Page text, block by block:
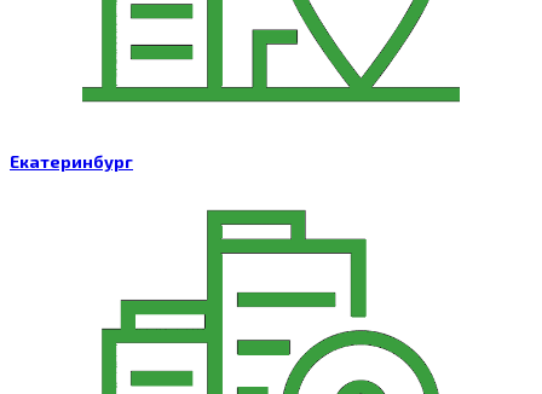
Екатеринбург